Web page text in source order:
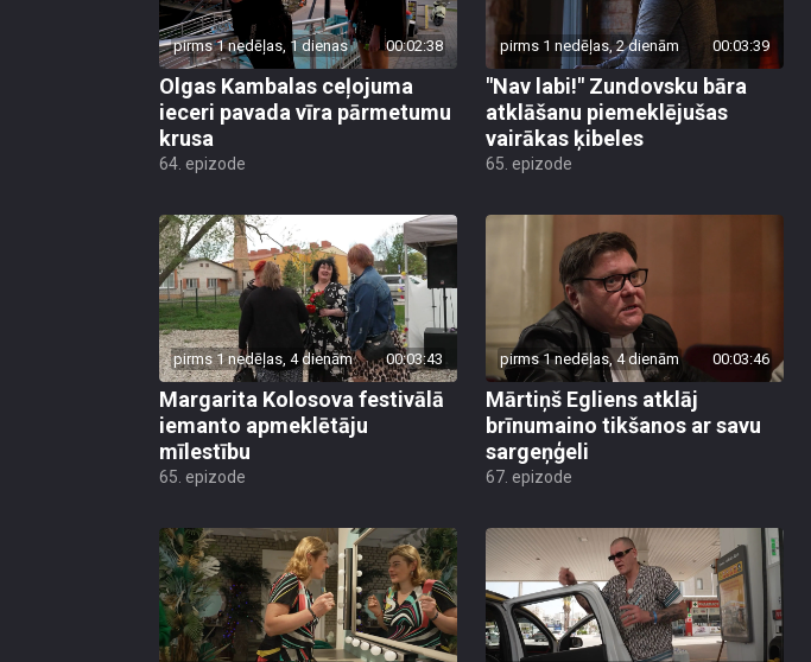
pirms 1 nedēļas, 1 dienas 00:02:38
Olgas Kambalas ceļojuma
ieceri pavada vīra pārmetumu
krusa
64. epizode
pirms 1 nedēļas, 2 dienām 00:03:39
"Nav labi!" Zundovsku bāra
atklāšanu piemeklējušas
vairākas ķibeles
65. epizode
pirms 1 nedēļas, 4 dienām 00:03:43
Margarita Kolosova festivālā
iemanto apmeklētāju
mīlestību
65. epizode
pirms 1 nedēļas, 4 dienām 00:03:46
Mārtiņš Egliens atklāj
brīnumaino tikšanos ar savu
sargeņģeli
67. epizode